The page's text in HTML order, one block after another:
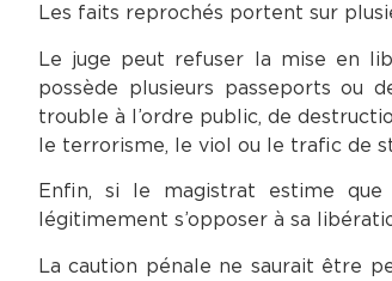
Les faits reprochés portent sur
Le juge peut refuser la mise en
possède plusieurs passeports ou
trouble à l’ordre public, de
le terrorisme, le viol ou le trafic de
Enfin, si le magistrat estime
légitimement s’opposer à sa
La caution pénale ne saurait être